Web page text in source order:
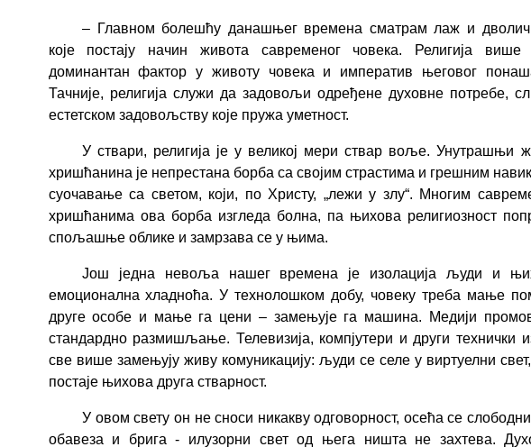
– Главном болешћу данашњег времена сматрам лаж и
којепостају начин живота савременог човека. Религија више
доминантан фактор у животу човека и императив његовог
Тачније, религија служи да задовољи одређене духовне потребе,
естетском задовољству које пружа уметност.
У ствари, религија је у великој мери ствар воље. Унутрашњи
хришћанина је непрестана борба са својим страстима и грешним
суочавање са светом, који, по Христу, „лежи у злу“. Многим
хришћанима ова борба изгледа болна, па њихова религиозност
спољашње облике и замрзава се у њима.
Још једна невоља нашег времена је изолација људи и
емоционална хладноћа. У технолошком добу, човеку треба мање
друге особе и мање га цени – замењује га машина. Медији
стандардно размишљање. Телевизија, компјутери и други технички
све више замењују живу комуникацију: људи се селе у виртуелни свет,
постаје њихова друга стварност.
У овом свету он не сноси никакву одговорност, осећа се
обавеза и брига - илузорни свет од њега ништа не захтева.